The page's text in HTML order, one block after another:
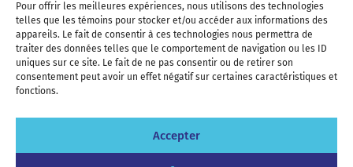
Pour offrir les meilleures expériences, nous utilisons des technologies
telles que les témoins pour stocker et/ou accéder aux informations des
appareils. Le fait de consentir à ces technologies nous permettra de
traiter des données telles que le comportement de navigation ou les ID
uniques sur ce site. Le fait de ne pas consentir ou de retirer son
consentement peut avoir un effet négatif sur certaines caractéristiques et
fonctions.
Accepter